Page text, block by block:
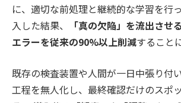
に、適切な前処理と継続的な学習を行
入した結果、
「真の欠陥」を流出させ
エラーを従来の90%以上削減すること
既存の検査装置や人間が一日中張り付
工程を無人化し、最終確認だけのスポ